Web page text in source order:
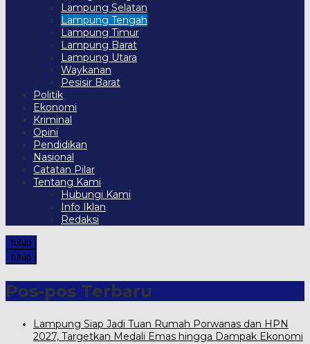
Lampung Selatan
Lampung Tengah
Lampung Timur
Lampung Barat
Lampung Utara
Waykanan
Pesisir Barat
Politik
Ekonomi
Kriminal
Opini
Pendidikan
Nasional
Catatan Pilar
Tentang Kami
Hubungi Kami
Info Iklan
Redaksi
tutup
tutup
Pos-pos Terbaru
Lampung Siap Jadi Tuan Rumah Porwanas dan HPN
2027, Targetkan Medali Emas hingga Dampak Ekonomi